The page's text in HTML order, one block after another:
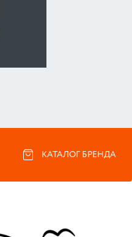
КАТАЛОГ БРЕНДА